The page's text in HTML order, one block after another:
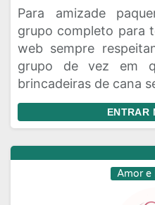
Para amizade
grupo completo para
web sempre
grupo de vez em
brincadeiras de cana
ENTRAR
Amor e